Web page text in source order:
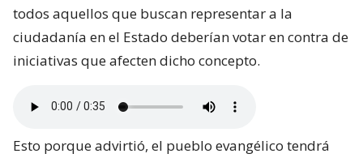
todos aquellos que buscan representar a la
ciudadanía en el Estado deberían votar en contra de
iniciativas que afecten dicho concepto.
Esto porque advirtió, el pueblo evangélico tendrá